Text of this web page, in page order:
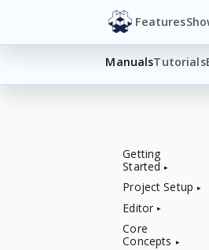
Features
ManualsTutorials
Getting
Started
Project Setup
Editor
Core
Concepts